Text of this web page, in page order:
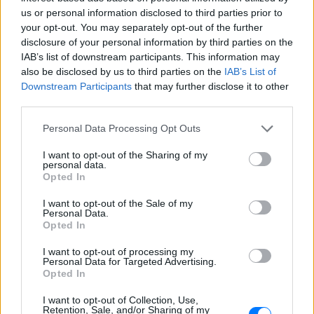
us or personal information disclosed to third parties prior to
your opt-out. You may separately opt-out of the further
disclosure of your personal information by third parties on the
IAB’s list of downstream participants. This information may
also be disclosed by us to third parties on the IAB’s List of
Downstream Participants that may further disclose it to other
Personal Data Processing Opt Outs
I want to opt-out of the Sharing of my
personal data.
Opted In
I want to opt-out of the Sale of my
Personal Data.
Opted In
I want to opt-out of processing my
Personal Data for Targeted Advertising.
Opted In
I want to opt-out of Collection, Use,
Retention, Sale, and/or Sharing of my
ΔΕΙΤΕ ΕΠΙΣΗΣ
ΣΤΗΝ ΙΔΙΑ ΚΑΤΗΓΟΡΙΑ
Γιατί δεν έσωσα το κουτάβι: Ο
ερευνητής που κατέγραφε τη
δεν επενέβη